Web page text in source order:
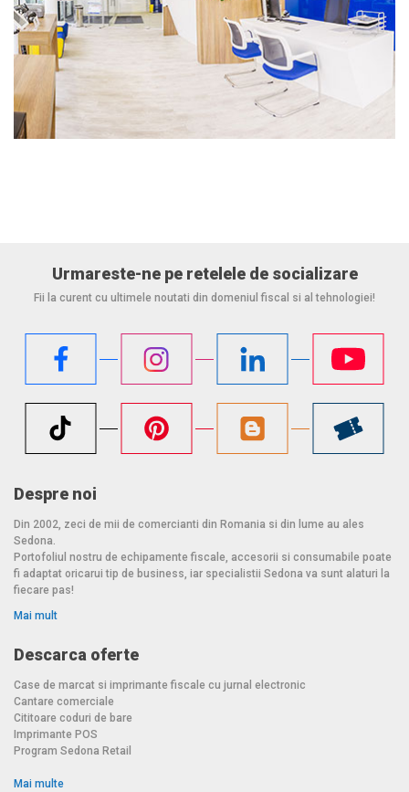
Urmareste-ne pe retelele de socializare
Fii la curent cu ultimele noutati din domeniul fiscal si al tehnologiei!
Despre noi
Din 2002, zeci de mii de comercianti din Romania si din lume au ales
Sedona.
Portofoliul nostru de echipamente fiscale, accesorii si consumabile poate
fi adaptat oricarui tip de business, iar specialistii Sedona va sunt alaturi la
fiecare pas!
Mai mult
Descarca oferte
Case de marcat si imprimante fiscale cu jurnal electronic
Cantare comerciale
Cititoare coduri de bare
Imprimante POS
Program Sedona Retail
Mai multe